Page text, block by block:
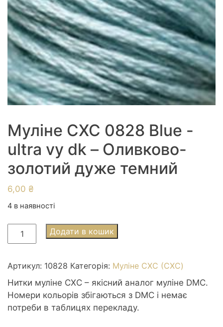
Муліне СХС 0828 Blue -
ultra vy dk – Оливково-
золотий дуже темний
6,00 ₴
4 в наявності
Муліне
СХС
Blue
-
ultra
vy
dk
Додати в кошик
Артикул: 10828 Категорія: Муліне СХС (CXC)
Нитки муліне СХС – якісний аналог муліне DMC.
Номери кольорів збігаються з DMC і немає
потреби в таблицях перекладу.